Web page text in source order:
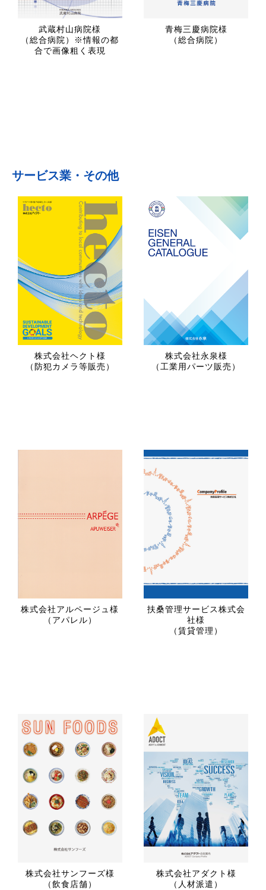
武蔵村山病院様
（総合病院）※情報の都
合で画像粗く表現
青梅三慶病院様
（総合病院）
サービス業・その他
株式会社ヘクト様
（防犯カメラ等販売）
株式会社永泉様
（工業用パーツ販売）
株式会社アルページュ様
（アパレル）
扶桑管理サービス株式会
社様
（賃貸管理）
株式会社サンフーズ様
（飲食店舗）
株式会社アダクト様
（人材派遣）